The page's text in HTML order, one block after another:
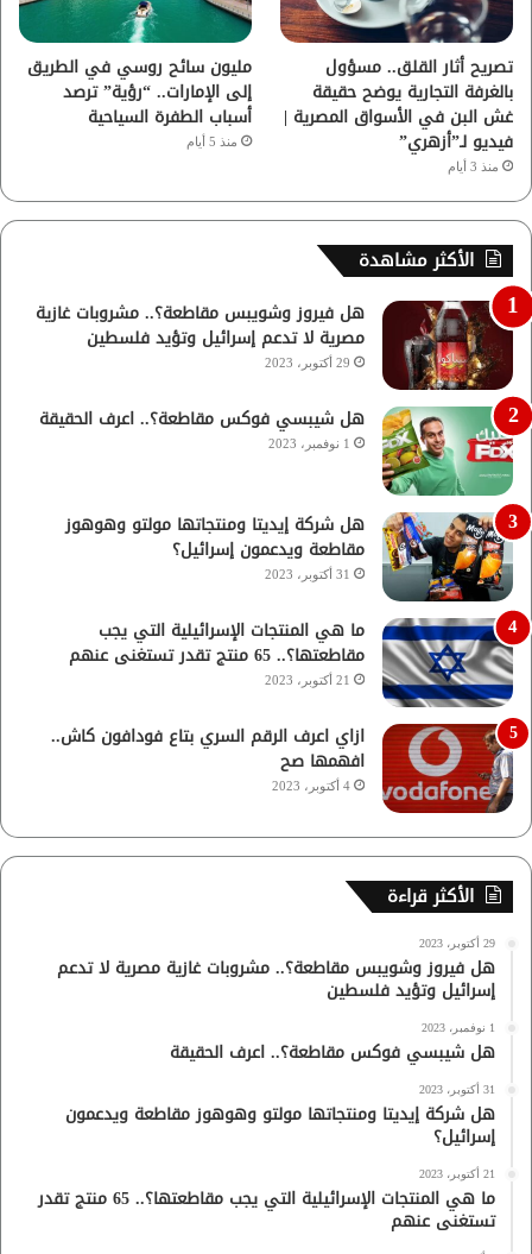
تصريح أثار القلق.. مسؤول
بالغرفة التجارية يوضح حقيقة
غش البن في الأسواق المصرية |
فيديو لـ”أزهري”
منذ 3 أيام
مليون سائح روسي في الطريق
إلى الإمارات.. “رؤية” ترصد
أسباب الطفرة السياحية
منذ 5 أيام
الأكثر مشاهدة
هل فيروز وشويبس مقاطعة؟.. مشروبات غازية
مصرية لا تدعم إسرائيل وتؤيد فلسطين
29 أكتوبر، 2023
هل شيبسي فوكس مقاطعة؟.. اعرف الحقيقة
1 نوفمبر، 2023
هل شركة إيديتا ومنتجاتها مولتو وهوهوز
مقاطعة ويدعمون إسرائيل؟
31 أكتوبر، 2023
ما هي المنتجات الإسرائيلية التي يجب
مقاطعتها؟.. 65 منتج تقدر تستغنى عنهم
21 أكتوبر، 2023
ازاي اعرف الرقم السري بتاع فودافون كاش..
افهمها صح
4 أكتوبر، 2023
الأكثر قراءة
29 أكتوبر، 2023
هل فيروز وشويبس مقاطعة؟.. مشروبات غازية مصرية لا تدعم
إسرائيل وتؤيد فلسطين
1 نوفمبر، 2023
هل شيبسي فوكس مقاطعة؟.. اعرف الحقيقة
31 أكتوبر، 2023
هل شركة إيديتا ومنتجاتها مولتو وهوهوز مقاطعة ويدعمون
إسرائيل؟
21 أكتوبر، 2023
ما هي المنتجات الإسرائيلية التي يجب مقاطعتها؟.. 65 منتج تقدر
تستغنى عنهم